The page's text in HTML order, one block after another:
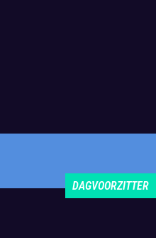
DAGVOORZITTER